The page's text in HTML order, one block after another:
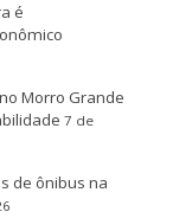
é
Morro Grande
7 de
de ônibus na